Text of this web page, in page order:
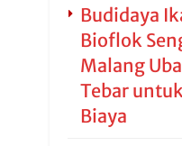
Budidaya
Bioflok
Malang
Tebar
Biaya